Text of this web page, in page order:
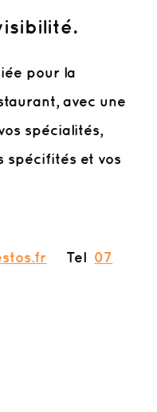
pour la
avec une
spécialités,
spécifités et vos
Tel 07